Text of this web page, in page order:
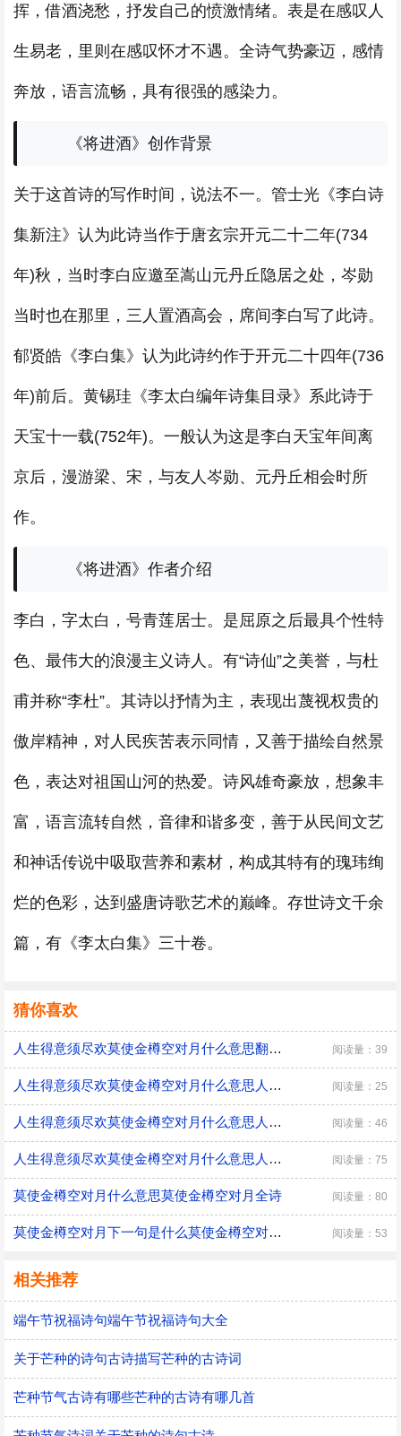
挥，借酒浇愁，抒发自己的愤激情绪。表是在感叹人
生易老，里则在感叹怀才不遇。全诗气势豪迈，感情
奔放，语言流畅，具有很强的感染力。
《将进酒》创作背景
关于这首诗的写作时间，说法不一。管士光《李白诗
集新注》认为此诗当作于唐玄宗开元二十二年(734
年)秋，当时李白应邀至嵩山元丹丘隐居之处，岑勋
当时也在那里，三人置酒高会，席间李白写了此诗。
郁贤皓《李白集》认为此诗约作于开元二十四年(736
年)前后。黄锡珪《李太白编年诗集目录》系此诗于
天宝十一载(752年)。一般认为这是李白天宝年间离
京后，漫游梁、宋，与友人岑勋、元丹丘相会时所
作。
《将进酒》作者介绍
李白，字太白，号青莲居士。是屈原之后最具个性特
色、最伟大的浪漫主义诗人。有“诗仙”之美誉，与杜
甫并称“李杜”。其诗以抒情为主，表现出蔑视权贵的
傲岸精神，对人民疾苦表示同情，又善于描绘自然景
色，表达对祖国山河的热爱。诗风雄奇豪放，想象丰
富，语言流转自然，音律和谐多变，善于从民间文艺
和神话传说中吸取营养和素材，构成其特有的瑰玮绚
烂的色彩，达到盛唐诗歌艺术的巅峰。存世诗文千余
篇，有《李太白集》三十卷。
猜你喜欢
人生得意须尽欢莫使金樽空对月什么意思翻译人生得意须尽欢莫使金樽空对月全诗思想感情 阅读量：39
人生得意须尽欢莫使金樽空对月什么意思人生的得意须尽欢莫使金樽空对月 阅读量：25
人生得意须尽欢莫使金樽空对月什么意思人生的得意须尽欢莫使金樽空对月 阅读量：46
人生得意须尽欢莫使金樽空对月什么意思人生须尽欢莫让空樽空对月的意思 阅读量：75
莫使金樽空对月什么意思莫使金樽空对月全诗 阅读量：80
莫使金樽空对月下一句是什么莫使金樽空对月的空是什么意思 阅读量：53
相关推荐
端午节祝福诗句端午节祝福诗句大全
关于芒种的诗句古诗描写芒种的古诗词
芒种节气古诗有哪些芒种的古诗有哪几首